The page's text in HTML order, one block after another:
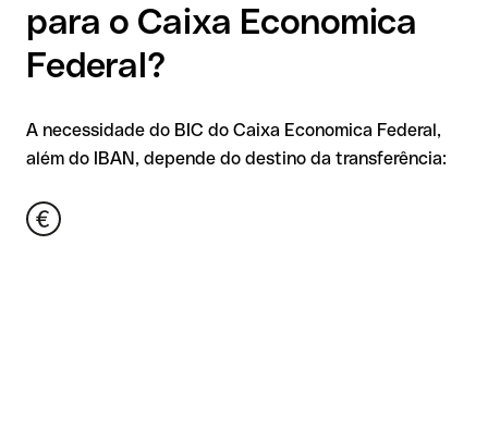
para o Caixa Economica
Federal?
A necessidade do BIC do Caixa Economica Federal,
além do IBAN, depende do destino da transferência: